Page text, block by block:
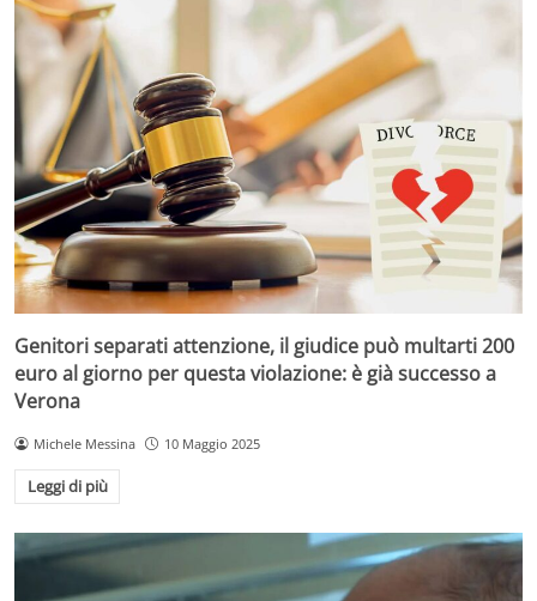
Genitori separati attenzione, il giudice può multarti 200
euro al giorno per questa violazione: è già successo a
Verona
Michele Messina 10 Maggio 2025
Leggi di più